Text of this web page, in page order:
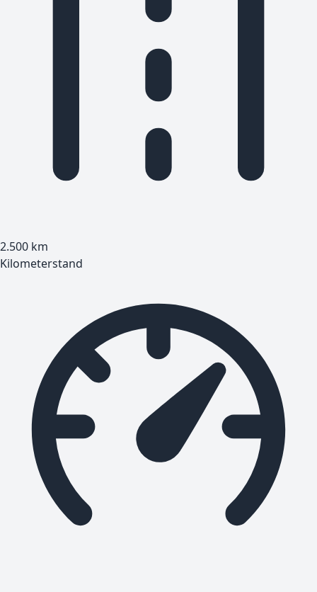
2.500 km
Kilometerstand